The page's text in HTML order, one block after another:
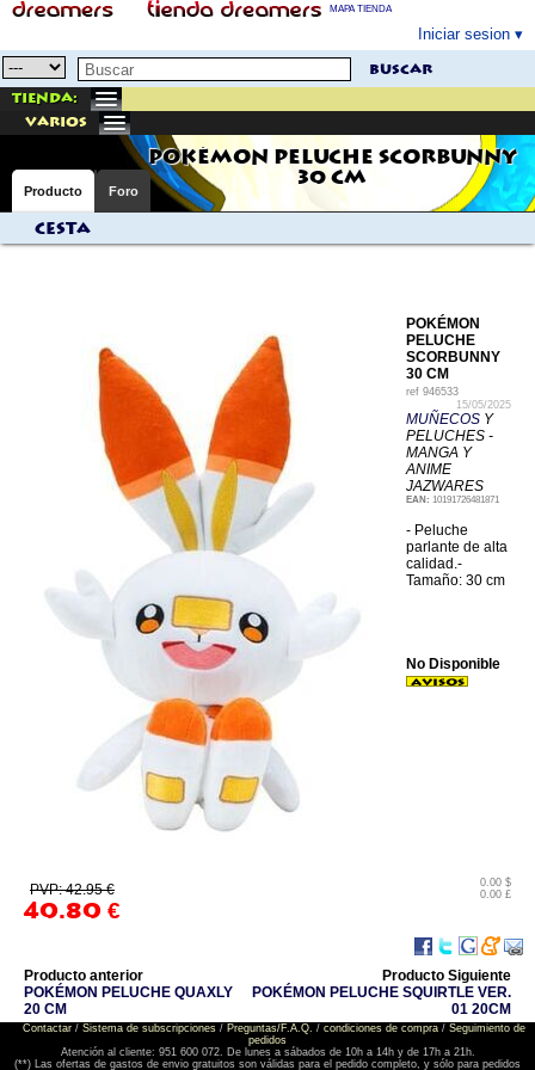
MAPA TIENDA
Iniciar sesion
buscar
Tienda:
varios
POKÉMON PELUCHE SCORBUNNY
30 CM
Producto Foro
Cesta
POKÉMON
PELUCHE
SCORBUNNY
30 CM
ref 946533
15/05/2025
MUÑECOS Y
PELUCHES -
MANGA Y
ANIME
JAZWARES
EAN: 10191726481871
- Peluche
parlante de alta
calidad.-
Tamaño: 30 cm
PVP: 42.95 €
40.80 €
0.00 $
0.00 £
No Disponible
Producto anterior
POKÉMON PELUCHE QUAXLY
20 CM
Producto Siguiente
POKÉMON PELUCHE SQUIRTLE VER.
01 20CM
Contactar/ Sistema de subscripciones/ Preguntas/F.A.Q. / condiciones de compra/ Seguimiento de
pedidos
Atención al cliente: 951 600 072. De lunes a sábados de 10h a 14h y de 17h a 21h.
(**) Las ofertas de gastos de envio gratuitos son válidas para el pedido completo, y sólo para pedidos